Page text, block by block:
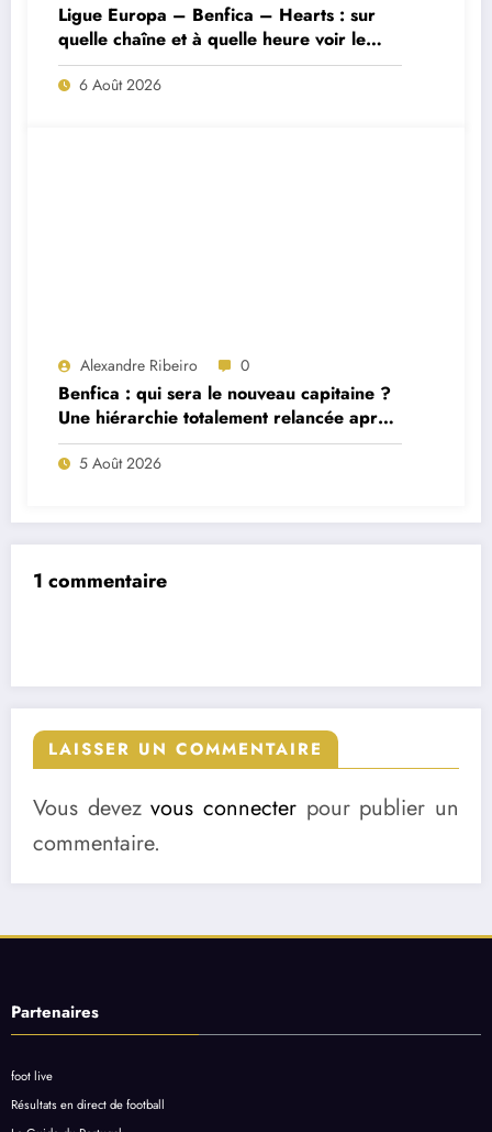
Ligue Europa – Benfica – Hearts : sur
quelle chaîne et à quelle heure voir le
match ?
6 Août 2026
Alexandre Ribeiro 0
Benfica : qui sera le nouveau capitaine ?
Une hiérarchie totalement relancée après
deux départs majeurs
5 Août 2026
1 commentaire
LAISSER UN COMMENTAIRE
Vous devezvous connecter pour publier un
commentaire.
Partenaires
foot live
Résultats en direct de football